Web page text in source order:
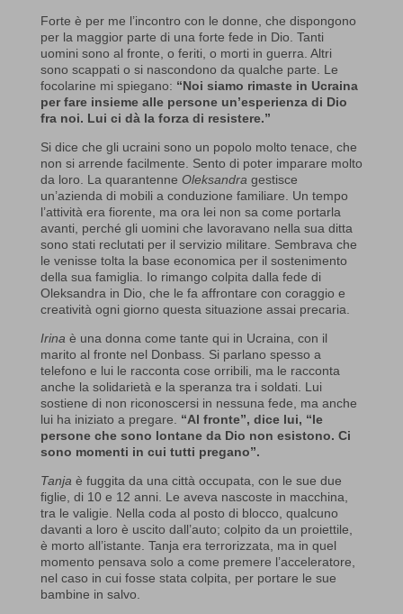
Forte è per me l’incontro con le donne, che dispongono
per la maggior parte di una forte fede in Dio. Tanti
uomini sono al fronte, o feriti, o morti in guerra. Altri
sono scappati o si nascondono da qualche parte. Le
focolarine mi spiegano: “Noi siamo rimaste in Ucraina
per fare insieme alle persone un’esperienza di Dio
fra noi. Lui ci dà la forza di resistere.”
Si dice che gli ucraini sono un popolo molto tenace, che
non si arrende facilmente. Sento di poter imparare molto
da loro. La quarantenne Oleksandra gestisce
un’azienda di mobili a conduzione familiare. Un tempo
l’attività era fiorente, ma ora lei non sa come portarla
avanti, perché gli uomini che lavoravano nella sua ditta
sono stati reclutati per il servizio militare. Sembrava che
le venisse tolta la base economica per il sostenimento
della sua famiglia. Io rimango colpita dalla fede di
Oleksandra in Dio, che le fa affrontare con coraggio e
creatività ogni giorno questa situazione assai precaria.
Irina è una donna come tante qui in Ucraina, con il
marito al fronte nel Donbass. Si parlano spesso a
telefono e lui le racconta cose orribili, ma le racconta
anche la solidarietà e la speranza tra i soldati. Lui
sostiene di non riconoscersi in nessuna fede, ma anche
lui ha iniziato a pregare.
“Al fronte”, dice lui, “le
persone che sono lontane da Dio non esistono. Ci
sono momenti in cui tutti pregano”.
Tanja è fuggita da una città occupata, con le sue due
figlie, di 10 e 12 anni. Le aveva nascoste in macchina,
tra le valigie. Nella coda al posto di blocco, qualcuno
davanti a loro è uscito dall’auto; colpito da un proiettile,
è morto all’istante. Tanja era terrorizzata, ma in quel
momento pensava solo a come premere l’acceleratore,
nel caso in cui fosse stata colpita, per portare le sue
bambine in salvo.